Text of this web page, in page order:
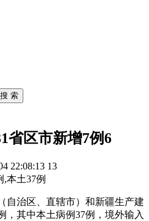
搜 索
省区市新增7例6
22:08:13 13
,本土37例
自治区、直辖市）和新疆生产建
，其中本土病例37例，境外输入